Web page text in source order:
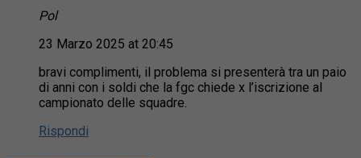
Pol
23 Marzo 2025 at 20:45
bravi complimenti, il problema si presenterà tra un paio
di anni con i soldi che la fgc chiede x l’iscrizione al
campionato delle squadre.
Rispondi